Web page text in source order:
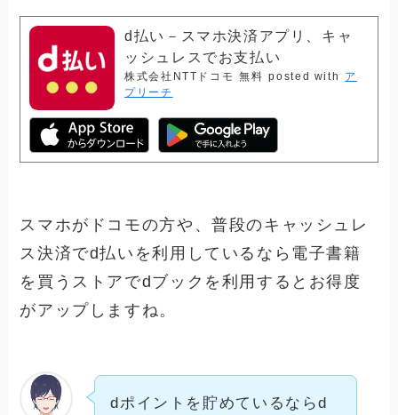
d払い－スマホ決済アプリ、キャ
ッシュレスでお支払い
株式会社NTTドコモ 無料 posted with
ア
プリーチ
スマホがドコモの方や、普段のキャッシュレ
ス決済でd払いを利用しているなら電子書籍
を買うストアでdブックを利用するとお得度
がアップしますね。
dポイントを貯めているならd